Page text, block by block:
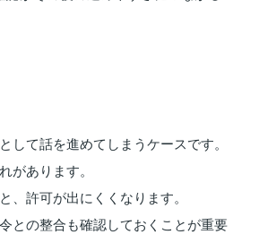
して話を進めてしまうケースです。
があります。
、許可が出にくくなります。
との整合も確認しておくことが重要